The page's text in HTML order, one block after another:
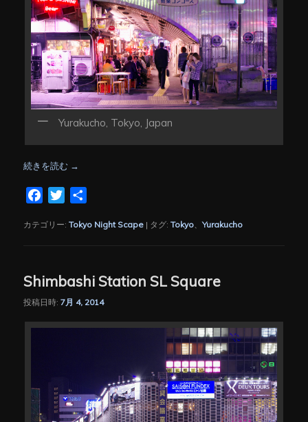
Yurakucho, Tokyo, Japan
続きを読む →
FacebookTwitter
カテゴリー: Tokyo Night Scape | タグ: Tokyo 、Yurakucho
Shimbashi Station SL Square
投稿日時:7月 4, 2014